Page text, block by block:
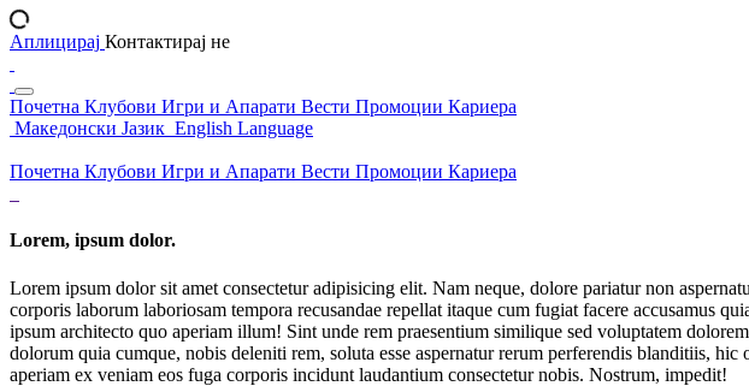
Аплицирај Контактирај не
Почетна Клубови Игри и Апарати Вести Промоции Кариера
Македонски Јазик English Language
Почетна Клубови Игри и Апарати Вести Промоции Кариера
Lorem, ipsum dolor.
Lorem ipsum dolor sit amet consectetur adipisicing elit. Nam neque, dolore pariatur non
corporis laborum laboriosam tempora recusandae repellat itaque cum fugiat facere accusamus
ipsum architecto quo aperiam illum! Sint unde rem praesentium similique sed voluptatem
dolorum quia cumque, nobis deleniti rem, soluta esse aspernatur rerum perferendis blanditiis,
aperiam ex veniam eos fuga corporis incidunt laudantium consectetur nobis. Nostrum, impedit!